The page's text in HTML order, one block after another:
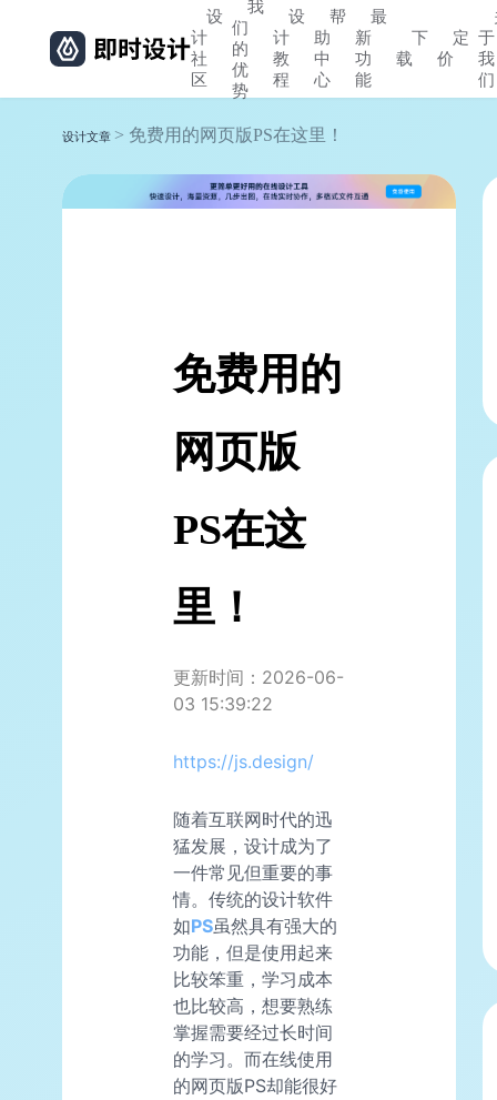
设
计
社
区
我
们
的
优
势
设
计
教
程
帮
助
中
心
最
新
功
能
下
载
定
价
于
我
们
设计文章 > 免费用的网页版PS在这里！
免费用的
网页版
PS在这
里！
更新时间：2026-06-
03 15:39:22
https://js.design/
随着互联网时代的迅
猛发展，设计成为了
一件常见但重要的事
情。传统的设计软件
如PS虽然具有强大的
功能，但是使用起来
比较笨重，学习成本
也比较高，想要熟练
掌握需要经过长时间
的学习。而在线使用
的网页版PS却能很好